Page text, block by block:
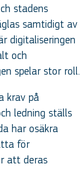
stadens
samtidigt av
digitaliseringen
och
spelar stor roll.
krav på
ledning ställs
har osäkra
för
att deras